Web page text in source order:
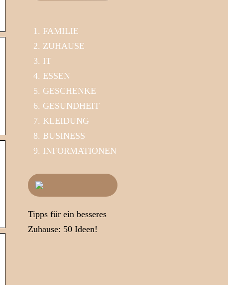
FAMILIE
ZUHAUSE
IT
ESSEN
GESCHENKE
GESUNDHEIT
KLEIDUNG
BUSINESS
INFORMATIONEN
Tipps für ein besseres
Zuhause: 50 Ideen!